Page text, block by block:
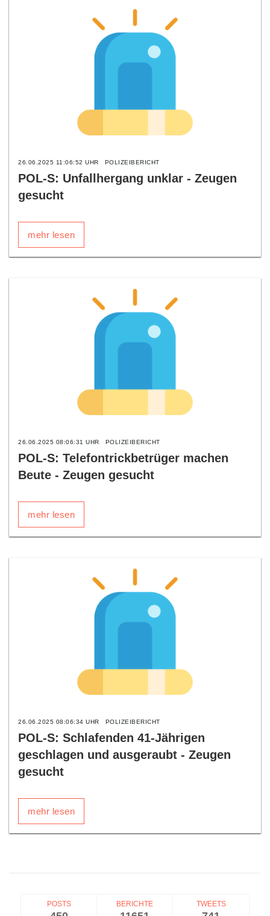
26.06.2025 11:06:52 UHR POLIZEIBERICHT
POL-S: Unfallhergang unklar - Zeugen
gesucht
mehr lesen
26.06.2025 08:06:31 UHR POLIZEIBERICHT
POL-S: Telefontrickbetrüger machen
Beute - Zeugen gesucht
mehr lesen
26.06.2025 08:06:34 UHR POLIZEIBERICHT
POL-S: Schlafenden 41-Jährigen
geschlagen und ausgeraubt - Zeugen
gesucht
mehr lesen
POSTS BERICHTE TWEETS